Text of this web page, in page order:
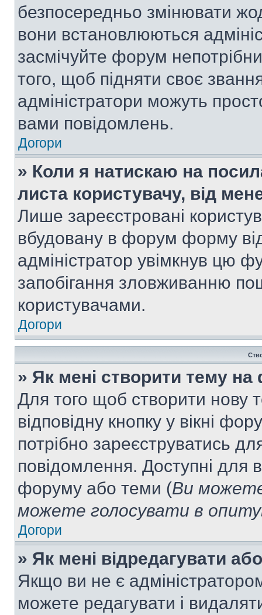
безпосередньо змінювати
вони встановлюються
засмічуйте форум
того, щоб підняти своє
адміністратори можуть
вами повідомлень.
Догори
» Коли я натискаю на
листа користувачу, від
Лише зареєстровані
вбудовану в форум форму
адміністратор увімкнув цю
запобігання зловживанню
користувачами.
Догори
» Як мені створити тему на
Для того щоб створити нову
відповідну кнопку у вікні
потрібно зареєструватись
повідомлення. Доступні для
форуму або теми (Ви
можете голосувати в
Догори
» Як мені відредагувати
Якщо ви не є
можете редагувати і